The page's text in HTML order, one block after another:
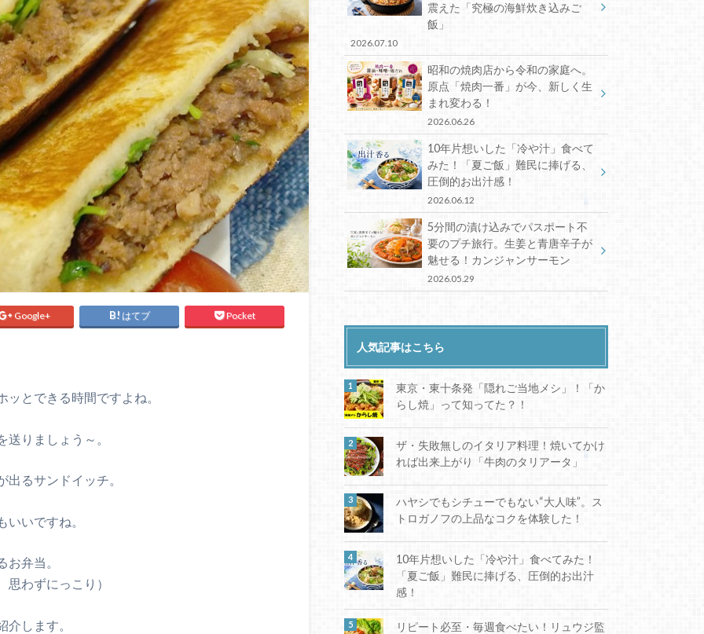
Google+ はてブ Pocket
とできる時間ですよね。
りましょう～。
るサンドイッチ。
いですね。
弁当。
わずにっこり）
します。
震えた「究極の海鮮炊き込みご
飯」
2026.07.10
昭和の焼肉店から令和の家庭へ。
原点「焼肉一番」が今、新しく生
まれ変わる！
2026.06.26
10年片想いした「冷や汁」食べて
みた！「夏ご飯」難民に捧げる、
圧倒的お出汁感！
2026.06.12
5分間の漬け込みでパスポート不
要のプチ旅行。生姜と青唐辛子が
魅せる！カンジャンサーモン
2026.05.29
人気記事はこちら
東京・東十条発「隠れご当地メシ」！「か
らし焼」って知ってた？！
ザ・失敗無しのイタリア料理！焼いてかけ
れば出来上がり「牛肉のタリアータ」
ハヤシでもシチューでもない“大人味”。ス
トロガノフの上品なコクを体験した！
10年片想いした「冷や汁」食べてみた！
「夏ご飯」難民に捧げる、圧倒的お出汁
感！
リピート必至・毎週食べたい！リュウジ監